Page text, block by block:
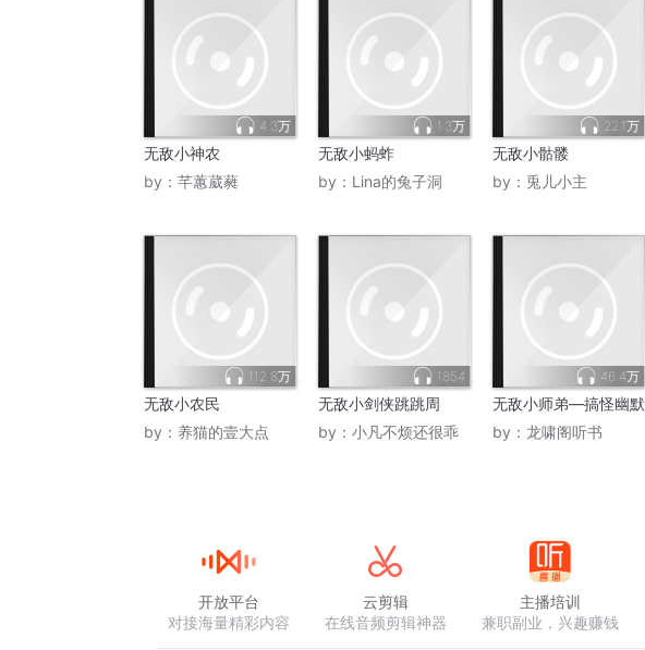
4.3万
无敌小神农
by： 芊蕙葳蕤
1.3万
无敌小蚂蚱
by： Lina的兔子洞
22.1万
无敌小骷髅
by： 兎儿小主
112.8万
无敌小农民
by： 养猫的壹大点
1854
无敌小剑侠跳跳周
by： 小凡不烦还很乖
46.4万
无敌小师弟—搞怪幽默
by： 龙啸阁听书
开放平台
对接海量精彩内容
云剪辑
在线音频剪辑神器
主播培训
兼职副业，兴趣赚钱